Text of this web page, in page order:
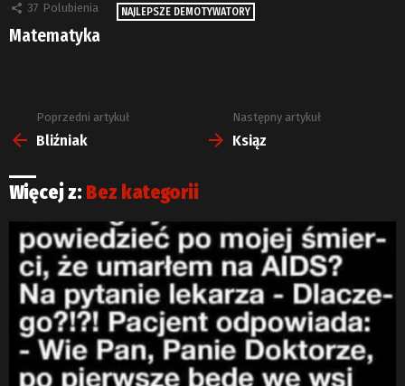
37 Polubienia NAJLEPSZE DEMOTYWATORY
Matematyka
Zobacz
więcej
Poprzedni artykuł
Bliźniak
Następny artykuł
Ksiąz
Więcej z: Bez kategorii